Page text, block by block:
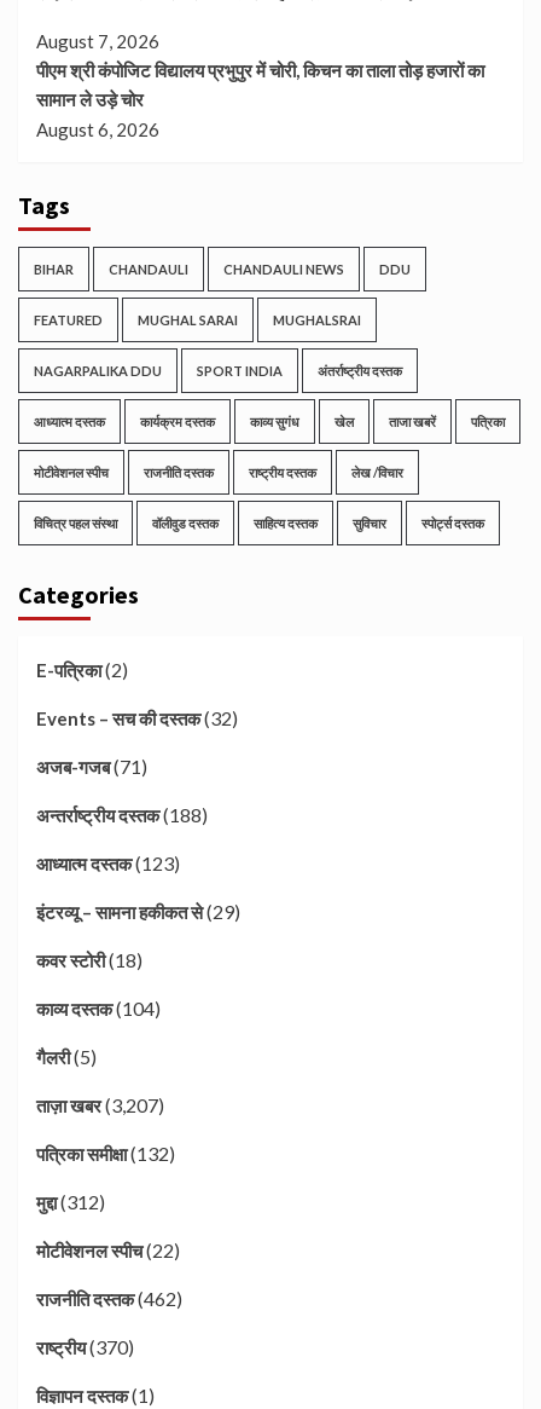
August 7, 2026
पीएम श्री कंपोजिट विद्यालय प्रभुपुर में चोरी, किचन का ताला तोड़ हजारों का
सामान ले उड़े चोर
August 6, 2026
Tags
BIHAR CHANDAULI CHANDAULI NEWS DDU
FEATURED MUGHAL SARAI MUGHALSRAI
NAGARPALIKA DDU SPORT INDIA अंतर्राष्ट्रीय दस्तक
आध्यात्म दस्तक कार्यक्रम दस्तक काव्य सुगंध खेल ताजा खबरें पत्रिका
मोटीवेशनल स्पीच राजनीति दस्तक राष्ट्रीय दस्तक लेख /विचार
विचित्र पहल संस्था वॉलीवुड दस्तक साहित्य दस्तक सुविचार स्पोर्ट्स दस्तक
Categories
E-पत्रिका(2)
Events – सच की दस्तक(32)
अजब-गजब(71)
अन्तर्राष्ट्रीय दस्तक(188)
आध्यात्म दस्तक(123)
इंटरव्यू – सामना हकीकत से(29)
कवर स्टोरी(18)
काव्य दस्तक(104)
गैलरी(5)
ताज़ा खबर(3,207)
पत्रिका समीक्षा(132)
मुद्दा(312)
मोटीवेशनल स्पीच(22)
राजनीति दस्तक(462)
राष्ट्रीय(370)
विज्ञापन दस्तक(1)